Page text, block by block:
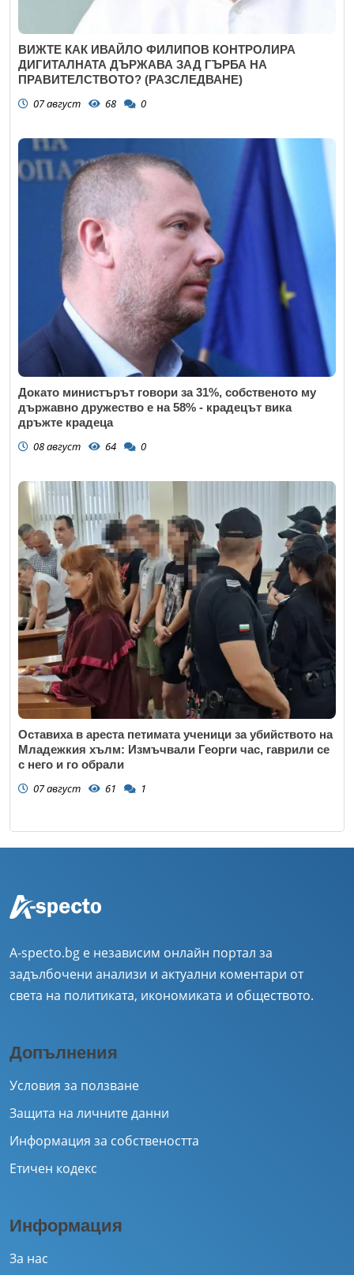
ВИЖТЕ КАК ИВАЙЛО ФИЛИПОВ КОНТРОЛИРА
ДИГИТАЛНАТА ДЪРЖАВА ЗАД ГЪРБА НА
ПРАВИТЕЛСТВОТО? (РАЗСЛЕДВАНЕ)
07 август 68 0
Докато министърът говори за 31%, собственото му
държавно дружество е на 58% - крадецът вика
дръжте крадеца
08 август 64 0
Оставиха в ареста петимата ученици за убийството на
Младежкия хълм: Измъчвали Георги час, гаврили се
с него и го обрали
07 август 61 1
A-specto.bg е независим онлайн портал за
задълбочени анализи и актуални коментари от
света на политиката, икономиката и обществото.
Допълнения
Условия за ползване
Защита на личните данни
Информация за собствеността
Етичен кодекс
Информация
За нас